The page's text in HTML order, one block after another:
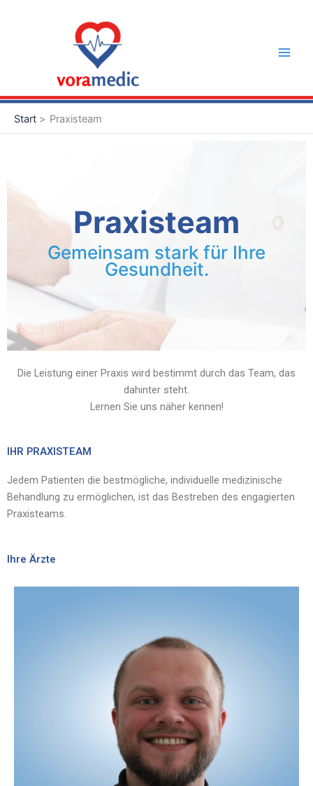
Start Praxisteam
Praxisteam
Gemeinsam stark für Ihre
Gesundheit.
Die Leistung einer Praxis wird bestimmt durch das Team, das
dahinter steht.
Lernen Sie uns näher kennen!
IHR PRAXISTEAM
Jedem Patienten die bestmögliche, individuelle medizinische
Behandlung zu ermöglichen, ist das Bestreben des engagierten
Praxisteams.
Ihre Ärzte